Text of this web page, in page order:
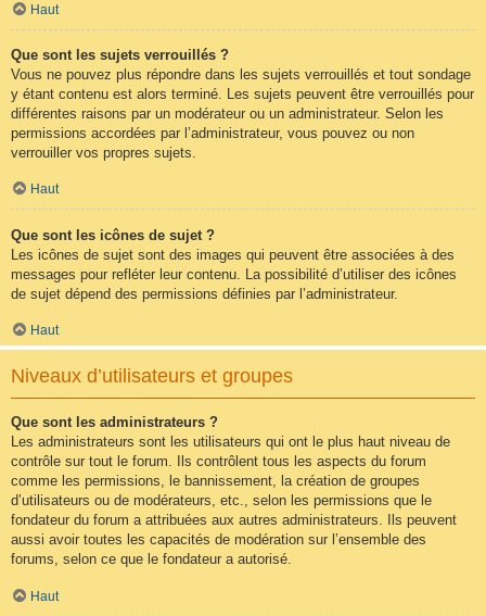
Haut
Que sont les sujets verrouillés ?
Vous ne pouvez plus répondre dans les sujets verrouillés et tout sondage
y étant contenu est alors terminé. Les sujets peuvent être verrouillés pour
différentes raisons par un modérateur ou un administrateur. Selon les
permissions accordées par l’administrateur, vous pouvez ou non
verrouiller vos propres sujets.
Haut
Que sont les icônes de sujet ?
Les icônes de sujet sont des images qui peuvent être associées à des
messages pour refléter leur contenu. La possibilité d’utiliser des icônes
de sujet dépend des permissions définies par l’administrateur.
Haut
Niveaux d’utilisateurs et groupes
Que sont les administrateurs ?
Les administrateurs sont les utilisateurs qui ont le plus haut niveau de
contrôle sur tout le forum. Ils contrôlent tous les aspects du forum
comme les permissions, le bannissement, la création de groupes
d’utilisateurs ou de modérateurs, etc., selon les permissions que le
fondateur du forum a attribuées aux autres administrateurs. Ils peuvent
aussi avoir toutes les capacités de modération sur l’ensemble des
forums, selon ce que le fondateur a autorisé.
Haut